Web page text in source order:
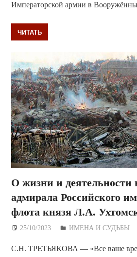
Императорской армии в
ЧИТАТЬ
О жизни и деятельности
адмирала Российского
флота князя Л.А.
25/10/2023 Дежурный по Редакции
ИМЕНА И СУДЬБЫ
С.Н. ТРЕТЬЯКОВА — «Все ваше